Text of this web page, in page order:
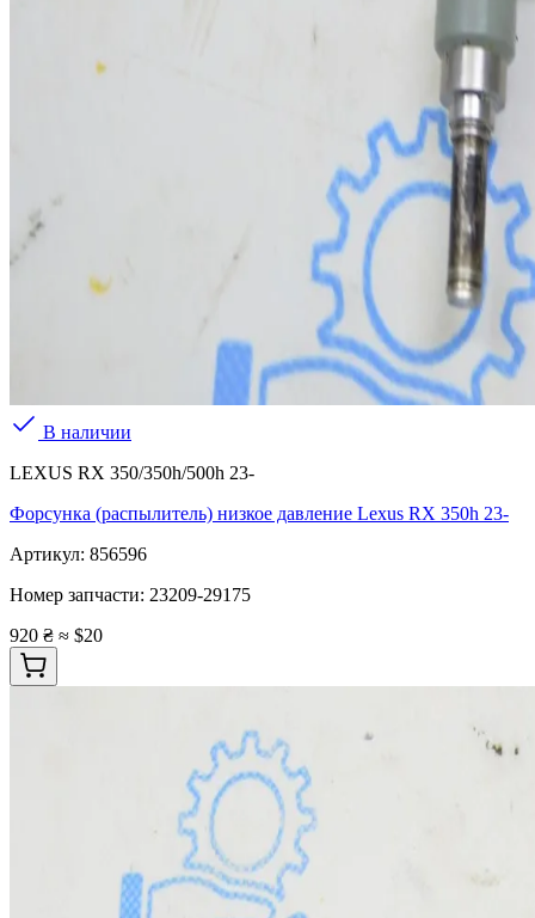
В наличии
LEXUS RX 350/350h/500h 23-
Форсунка (распылитель) низкое давление Lexus RX 350h 23-
Артикул: 856596
Номер запчасти: 23209-29175
920 ₴ ≈ $20